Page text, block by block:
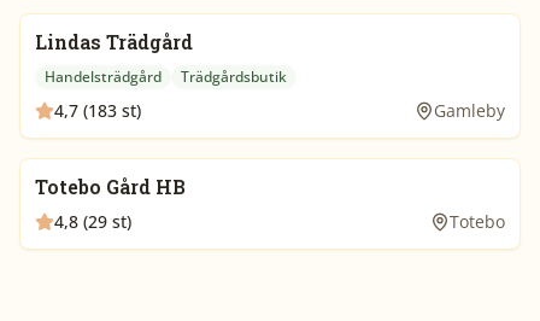
Lindas Trädgård
Handelsträdgård Trädgårdsbutik
4,7 (183 st) Gamleby
Totebo Gård HB
4,8 (29 st) Totebo